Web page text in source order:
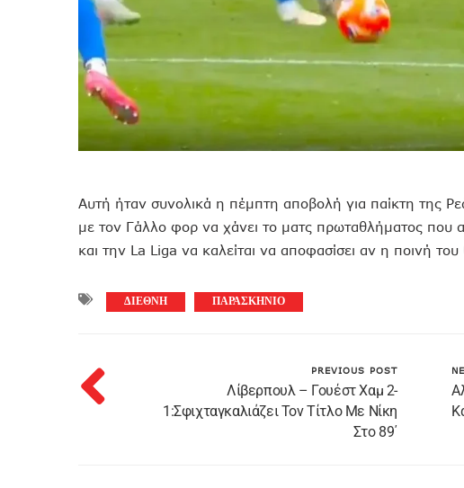
Αυτή ήταν συνολικά η πέμπτη αποβολή για παίκτη της
με τον Γάλλο φορ να χάνει το ματς πρωταθλήματος που
και την La Liga να καλείται να αποφασίσει αν η ποινή του
ΔΙΕΘΝΗ ΠΑΡΑΣΚΗΝΙΟ
PREVIOUS POST
Λίβερπουλ – Γουέστ Χαμ 2-
1:Σφιχταγκαλιάζει Τον Τίτλο Με Νίκη
Στο 89΄